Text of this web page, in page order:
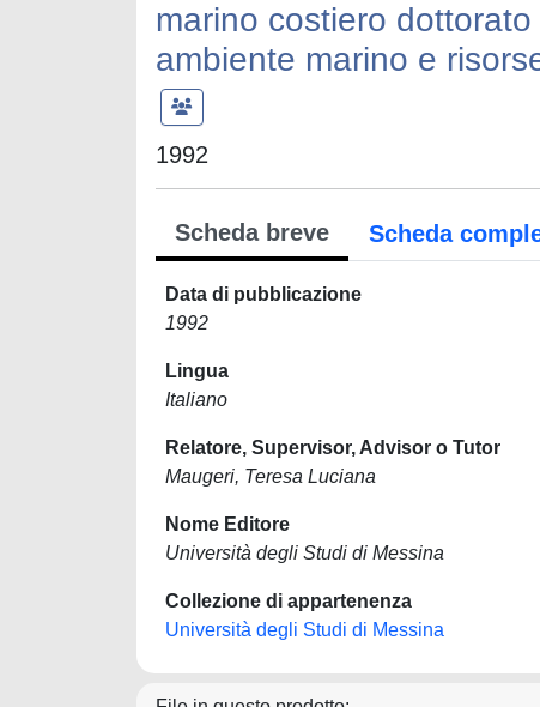
marino costiero
ambiente marino e
1992
Scheda breve Scheda
Data di pubblicazione
1992
Lingua
Italiano
Relatore, Supervisor, Advisor o Tutor
Maugeri, Teresa Luciana
Nome Editore
Università degli Studi di Messina
Collezione di appartenenza
Università degli Studi di Messina